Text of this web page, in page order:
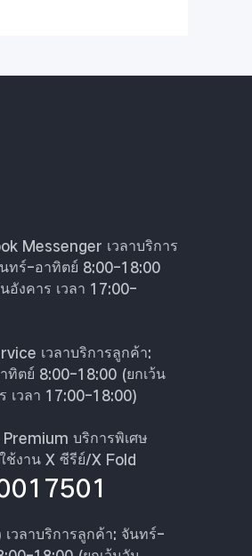
Messenger เวลาบริการ
ทร์-อาทิตย์ 8:00-18:00
อังคาร เวลา 17:00-
เวลาบริการลูกค้า:
ทิตย์ 8:00-18:00 (ยกเว้น
เวลา 17:00-18:00)
Premium บริการพิเศษ
ช้งาน X ซีรีย์/X Fold
เวลาบริการลูกค้า: จันทร์-